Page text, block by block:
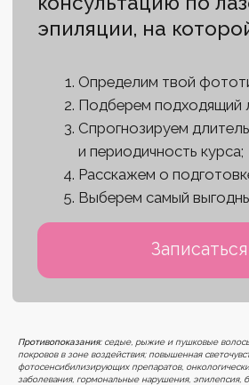
Противопоказания:седые, рыжие и пушковые
покровов в зоне воздействия; повышенная
фотосенсибилизирующих препаратов,
заболевания, гормональные нарушения, эпилепсия,